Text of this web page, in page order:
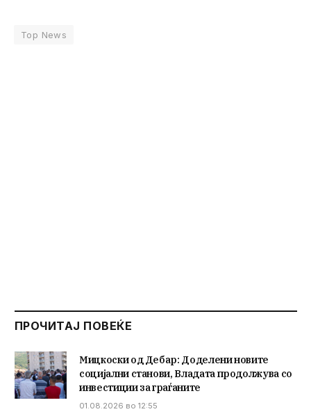
Top News
ПРОЧИТАЈ ПОВЕЌЕ
Мицкоски од Дебар: Доделени новите
социјални станови, Владата продолжува со
инвестиции за граѓаните
01.08.2026 во 12:55